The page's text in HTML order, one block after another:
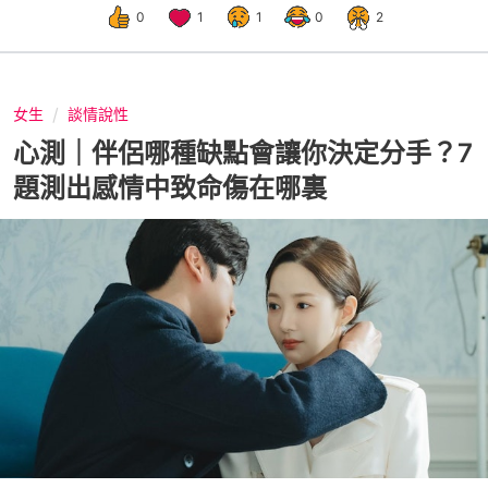
0 1 1 0 2
女生 談情說性
心測｜伴侶哪種缺點會讓你決定分手？7
題測出感情中致命傷在哪裏